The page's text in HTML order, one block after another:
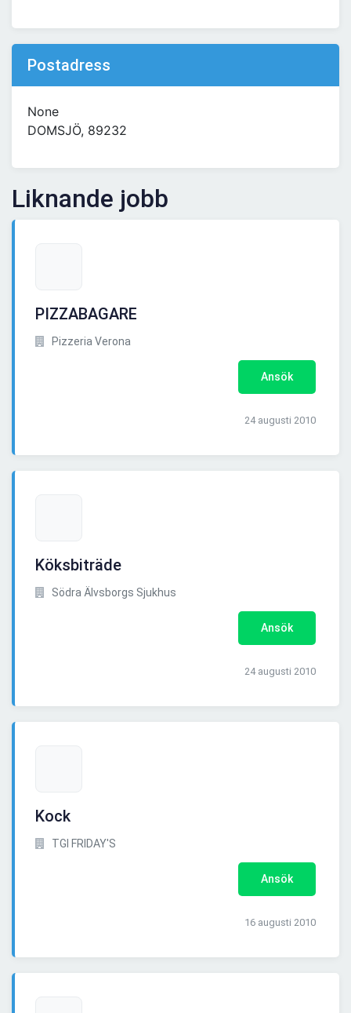
Postadress
None
DOMSJÖ, 89232
Liknande jobb
PIZZABAGARE
Pizzeria Verona
Ansök
24 augusti 2010
Köksbiträde
Södra Älvsborgs Sjukhus
Ansök
24 augusti 2010
Kock
TGI FRIDAY'S
Ansök
16 augusti 2010